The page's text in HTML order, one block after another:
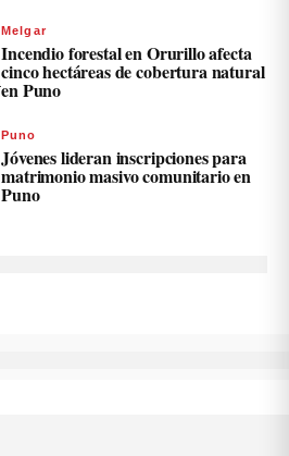
Melgar
Incendio forestal en Orurillo afecta
cinco hectáreas de cobertura natural
en Puno
Puno
Jóvenes lideran inscripciones para
matrimonio masivo comunitario en
Puno